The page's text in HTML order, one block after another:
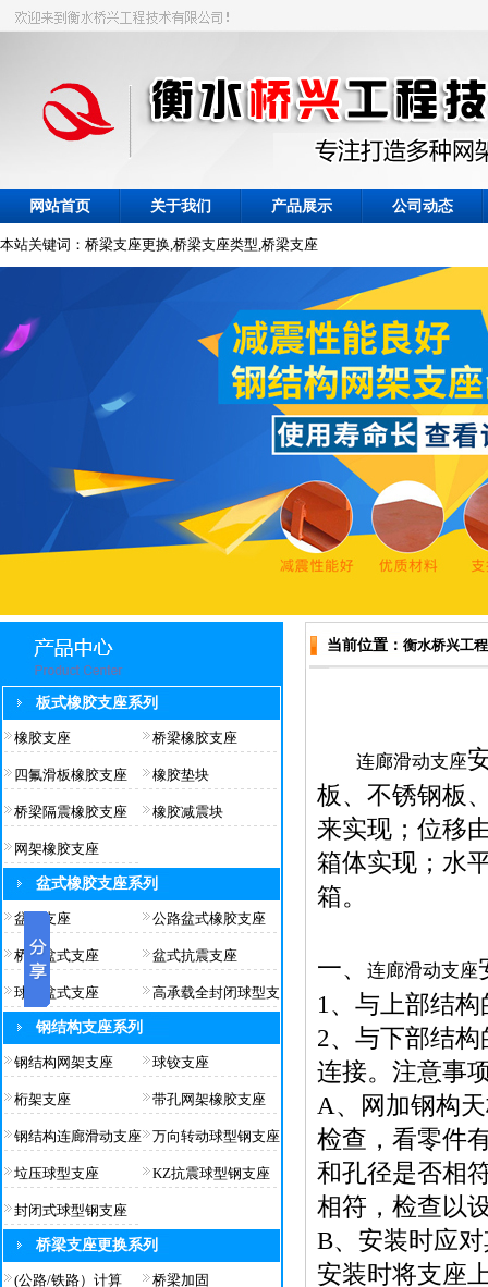
网站首页 关于我们 产品展示 公司动态
本站关键词：桥梁支座更换,桥梁支座类型,桥梁支座
板式橡胶支座系列
橡胶支座 桥梁橡胶支座
四氟滑板橡胶支座 橡胶垫块
桥梁隔震橡胶支座 橡胶减震块
网架橡胶支座
盆式橡胶支座系列
盆式支座 公路盆式橡胶支座
桥梁盆式支座 盆式抗震支座
球型盆式支座 高承载全封闭球型支
钢结构支座系列
钢结构网架支座 球铰支座
桁架支座 带孔网架橡胶支座
钢结构连廊滑动支座 万向转动球型钢支座
垃压球型支座 KZ抗震球型钢支座
封闭式球型钢支座
桥梁支座更换系列
(公路/铁路）计算 桥梁加固
当前位置： 衡水桥兴工
连廊滑动支座
板、不锈钢板
来实现；位移
箱体实现；水
箱。
一、 连廊滑动支座
1、与上部结
2、与下部结
连接。注意事
A、网加钢构
检查，看零件
和孔径是否相
相符，检查以
B、安装时应
安装时将支座